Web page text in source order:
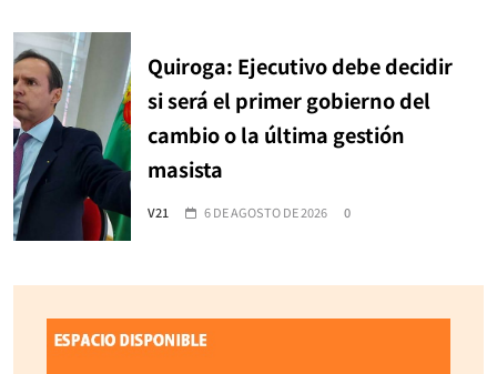
Quiroga: Ejecutivo debe decidir
si será el primer gobierno del
cambio o la última gestión
masista
V21 6 DE AGOSTO DE 2026 0